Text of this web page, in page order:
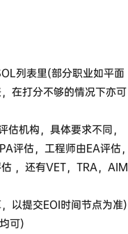
列表里(部分职业如平面
在打分不够的情况下亦可
机构，具体要求不同，
评估，工程师由EA评估，
，还有VET，TRA，AIM
以提交EOI时间节点为准)
可)